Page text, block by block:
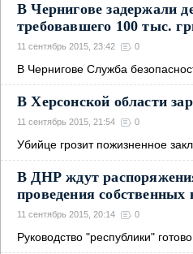
В Чернигове задержали
требовавшего 100 тыс.
11 сентябрь 2015, 23:42 0
В Чернигове Служба
В Херсонской области
11 сентябрь 2015, 21:54 0
Убийце грозит пожизненное
В ДНР ждут
проведения собственных
11 сентябрь 2015, 20:14 0
Руководство "республики"